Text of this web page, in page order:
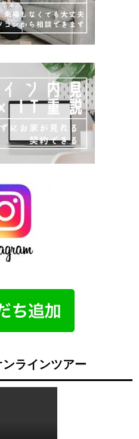
ラインツアー